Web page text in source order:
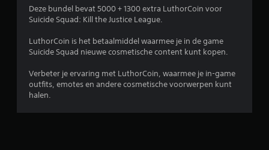
n
e
n
Deze bundel bevat 5000 + 1300 extra LuthorCoin voor
Suicide Squad: Kill the Justice League.
LuthorCoin is het betaalmiddel waarmee je in de game
Suicide Squad nieuwe cosmetische content kunt kopen.
Verbeter je ervaring met LuthorCoin, waarmee je in-game
outfits, emotes en andere cosmetische voorwerpen kunt
halen.